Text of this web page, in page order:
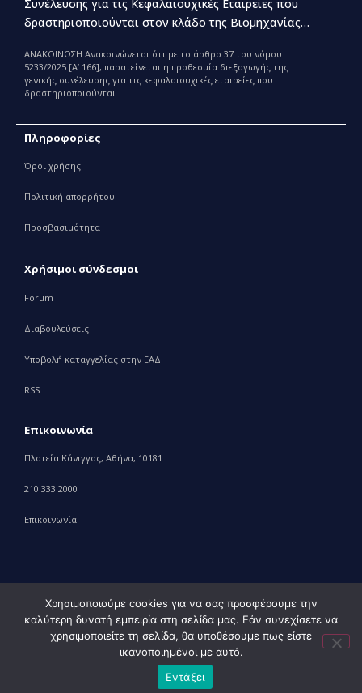
Συνέλευσης για τις Κεφαλαιουχικές Εταιρείες που
δραστηριοποιούνται στον κλάδο της Βιομηχανίας
ΑΝΑΚΟΙΝΩΣΗ Ανακοινώνεται ότι με το άρθρο 37 του νόμου
5233/2025 [Α’ 166], παρατείνεται η προθεσμία διεξαγωγής της
γενικής συνέλευσης για τις κεφαλαιουχικές εταιρείες που
δραστηριοποιούνται
Πληροφορίες
Όροι χρήσης
Πολιτική απορρήτου
Προσβασιμότητα
Χρήσιμοι σύνδεσμοι
Forum
Διαβουλεύσεις
Υποβολή καταγγελίας στην ΕΑΔ
RSS
Επικοινωνία
Πλατεία Κάνιγγος, Αθήνα, 10181
210 333 2000
Επικοινωνία
© 2010 – 2023 Υπουργείο Ανάπτυξης, powered by Evolution
Χρησιμοποιούμε cookies για να σας προσφέρουμε την
καλύτερη δυνατή εμπειρία στη σελίδα μας. Εάν συνεχίσετε να
χρησιμοποιείτε τη σελίδα, θα υποθέσουμε πως είστε
ικανοποιημένοι με αυτό.
Εντάξει